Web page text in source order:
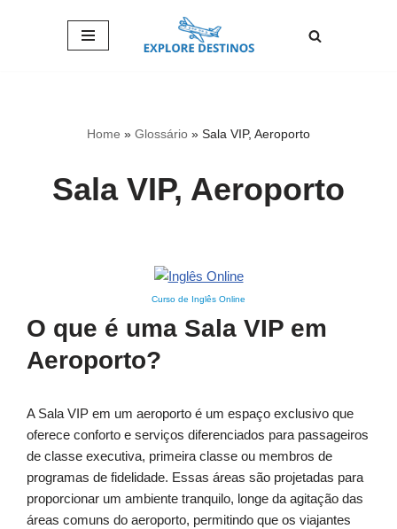
Home » Glossário » Sala VIP, Aeroporto
Sala VIP, Aeroporto
Curso de Inglês Online
O que é uma Sala VIP em
Aeroporto?
A Sala VIP em um aeroporto é um espaço exclusivo que
oferece conforto e serviços diferenciados para passageiros
de classe executiva, primeira classe ou membros de
programas de fidelidade. Essas áreas são projetadas para
proporcionar um ambiente tranquilo, longe da agitação das
áreas comuns do aeroporto, permitindo que os viajantes